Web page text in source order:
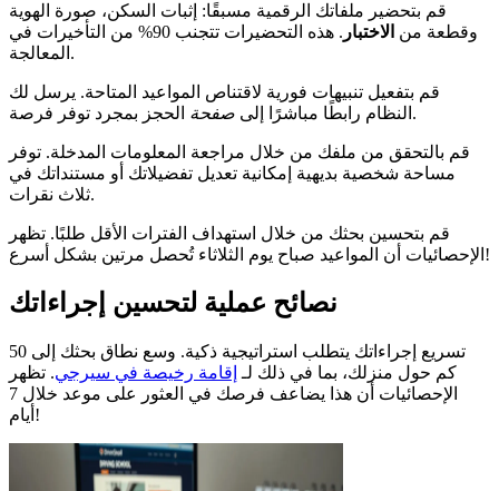
قم بتحضير ملفاتك الرقمية مسبقًا: إثبات السكن، صورة الهوية
وقطعة من الاختبار
. هذه التحضيرات تتجنب 90% من التأخيرات في
المعالجة.
قم بتفعيل تنبيهات فورية لاقتناص المواعيد المتاحة. يرسل لك
النظام رابطًا مباشرًا إلى صفحة الحجز بمجرد توفر فرصة.
قم بالتحقق من ملفك من خلال مراجعة المعلومات المدخلة. توفر
مساحة شخصية بديهية إمكانية تعديل تفضيلاتك أو مستنداتك في
ثلاث نقرات.
قم بتحسين بحثك من خلال استهداف الفترات الأقل طلبًا. تظهر
الإحصائيات أن المواعيد صباح يوم الثلاثاء تُحصل مرتين بشكل أسرع!
نصائح عملية لتحسين إجراءاتك
تسريع إجراءاتك يتطلب استراتيجية ذكية. وسع نطاق بحثك إلى 50
كم حول منزلك، بما في ذلك لـ إقامة رخيصة في سيرجي. تظهر
الإحصائيات أن هذا يضاعف فرصك في العثور على موعد خلال 7
أيام!